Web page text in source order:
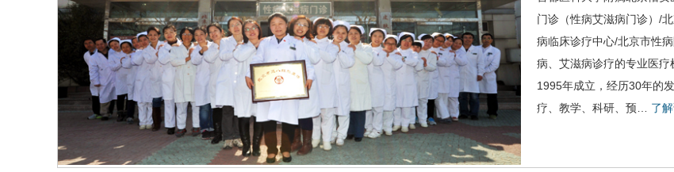
门诊（性病艾滋病门诊） /
病临床诊疗中心/北京市性病
病、 艾滋病诊疗的专业医疗
1995年成立，经历30年的
疗、教学、科研、预… 了